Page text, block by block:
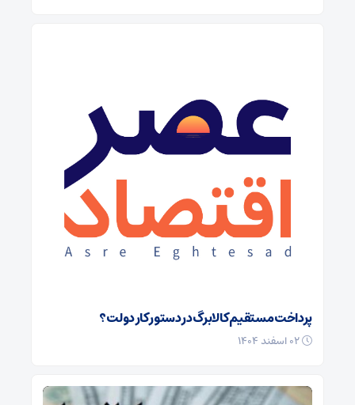
پرداخت مستقیم کالابرگ در دستور کار دولت؟